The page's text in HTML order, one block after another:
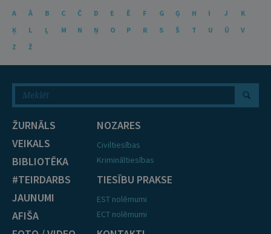
A Ā B C Č D E Ē F G Ģ H I J
K
Ķ
L Ļ M N Ņ O P R S Š T U Ū
V
Z
Ž
ŽURNĀLS
VEIKALS
BIBLIOTĒKA
#TEIRDARBS
JAUNUMI
AFIŠA
NOZARES
Civiltiesības
Krimināltiesības
TIESĪBU PRAKSE
EST nolēmumi
ECT nolēmumi